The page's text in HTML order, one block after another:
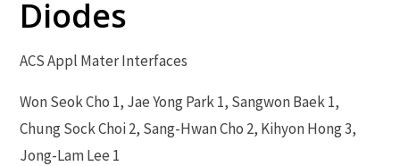
Diodes
ACS Appl Mater Interfaces
Won Seok Cho 1, Jae Yong Park 1, Sangwon Baek 1,
Chung Sock Choi 2, Sang-Hwan Cho 2, Kihyon Hong 3,
Jong-Lam Lee 1